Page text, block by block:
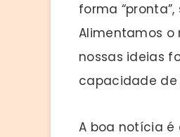
forma
Alimentamos o
nossas ideias
capacidade de
A boa notícia